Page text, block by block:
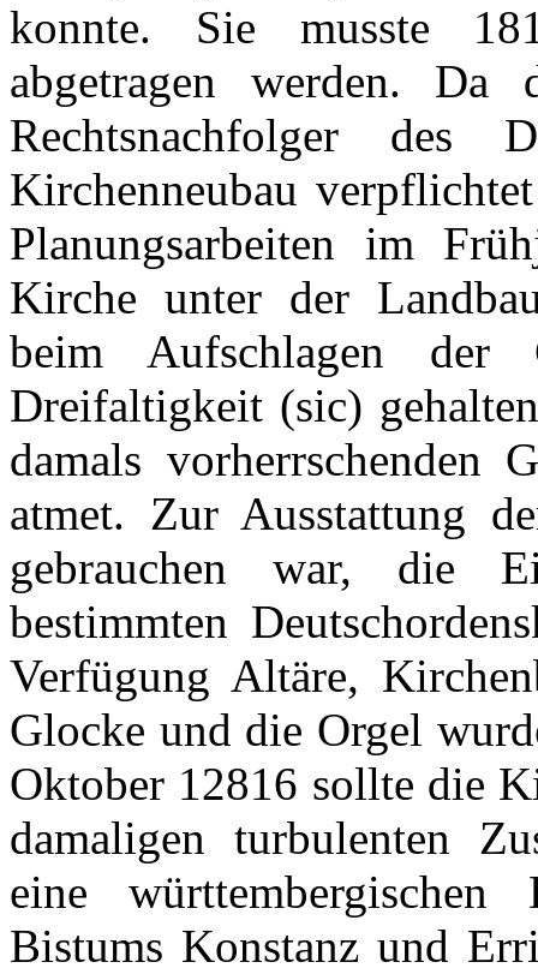
konnte. Sie musste
abgetragen werden. Da
Rechtsnachfolger des
Kirchenneubau
Planungsarbeiten im
Kirche unter der
beim Aufschlagen der
Dreifaltigkeit (sic)
damals vorherrschenden
atmet. Zur Ausstattung
gebrauchen war, die
bestimmten
Verfügung Altäre,
Glocke und die Orgel
Oktober 12816 sollte die
damaligen turbulenten
eine württembergischen
Bistums Konstanz und